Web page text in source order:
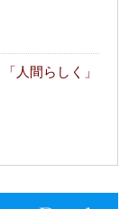
人間らしく」